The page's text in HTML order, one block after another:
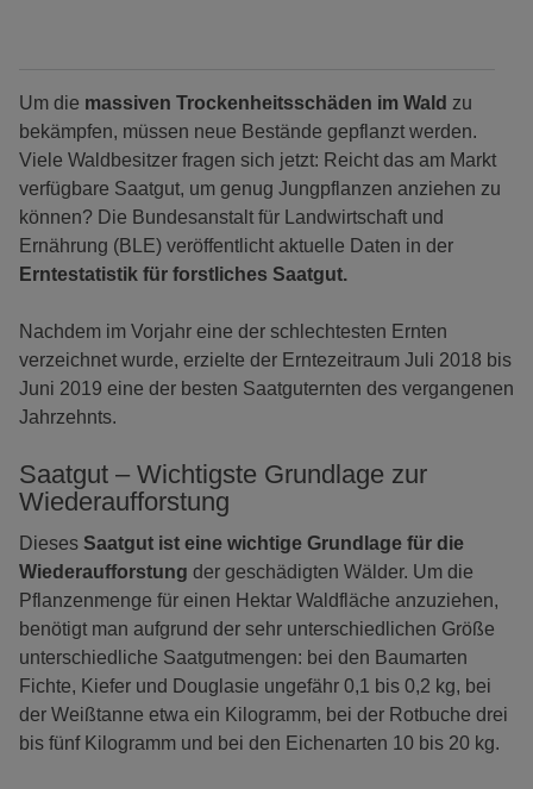
Um die massiven Trockenheitsschäden im Wald zu
bekämpfen, müssen neue Bestände gepflanzt werden.
Viele Waldbesitzer fragen sich jetzt: Reicht das am Markt
verfügbare Saatgut, um genug Jungpflanzen anziehen zu
können? Die Bundesanstalt für Landwirtschaft und
Ernährung (BLE) veröffentlicht aktuelle Daten in der
Erntestatistik für forstliches Saatgut.
Nachdem im Vorjahr eine der schlechtesten Ernten
verzeichnet wurde, erzielte der Erntezeitraum Juli 2018 bis
Juni 2019 eine der besten Saatguternten des vergangenen
Jahrzehnts.
Saatgut – Wichtigste Grundlage zur
Wiederaufforstung
Dieses Saatgut ist eine wichtige Grundlage für die
Wiederaufforstung der geschädigten Wälder. Um die
Pflanzenmenge für einen Hektar Waldfläche anzuziehen,
benötigt man aufgrund der sehr unterschiedlichen Größe
unterschiedliche Saatgutmengen: bei den Baumarten
Fichte, Kiefer und Douglasie ungefähr 0,1 bis 0,2 kg, bei
der Weißtanne etwa ein Kilogramm, bei der Rotbuche drei
bis fünf Kilogramm und bei den Eichenarten 10 bis 20 kg.